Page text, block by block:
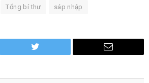
Tổng bí thư sáp nhập
Twitter Email